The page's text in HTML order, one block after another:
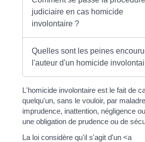
judiciaire en cas homicide
involontaire ?
Quelles sont les peines
l'auteur d'un homicide
L'homicide involontaire est le fait de
quelqu'un, sans le vouloir, par
imprudence, inattention, négligence
une obligation de prudence ou de
La loi considère qu'il s'agit d'un <a